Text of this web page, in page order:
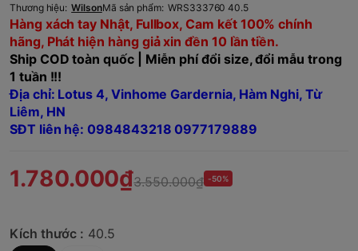
Thương hiệu: WilsonMã sản phẩm: WRS333760 40.5
Hàng xách tay Nhật, Fullbox, Cam kết 100% chính
hãng, Phát hiện hàng giả xin đền 10 lần tiền.
Ship COD toàn quốc | Miễn phí đổi size, đổi mẫu trong
1 tuần !!!
Địa chỉ: Lotus 4, Vinhome Gardernia, Hàm Nghi, Từ
Liêm, HN
SĐT liên hệ: 0984843218 0977179889
1.780.000₫3.550.000₫ -50%
Kích thước : 40.5